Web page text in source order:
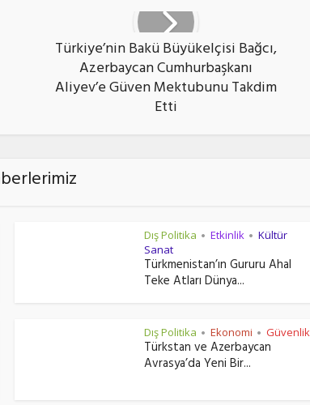
Türkiye’nin Bakü Büyükelçisi Bağcı,
Azerbaycan Cumhurbaşkanı
Aliyev’e Güven Mektubunu Takdim
Etti
Dış Politika • Etkinlik • Kültür
Sanat
Türkmenistan’ın Gururu Ahal
Teke Atları Dünya...
Dış Politika • Ekonomi • Güvenlik
Türkstan ve Azerbaycan
Avrasya’da Yeni Bir...